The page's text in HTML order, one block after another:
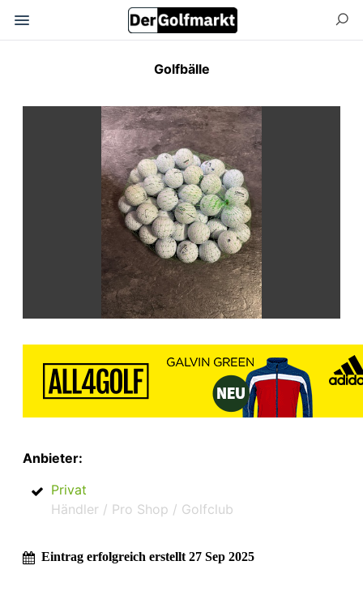
Golfbälle
Anbieter:
Privat
Händler / Pro Shop / Golfclub
Eintrag erfolgreich erstellt 27 Sep 2025